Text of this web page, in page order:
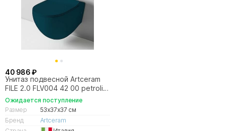
40 986 ₽
Унитаз подвесной Artceram
FILE 2.0 FLV004 42 00 petrolio
синий
Ожидается поступление
Размер
53x37x37 см
Бренд
Artceram